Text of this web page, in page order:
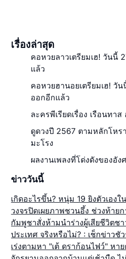
เรื่องล่าสุด
คอหวยลาวเตรียมเฮ! วันนี้
แล้ว
คอหวยฮานอยเตรียมเฮ! วั
ออกอีกแล้ว
ละครพีเรียดเรื่อง เรือนทา
ดูดวงปี 2567 ตามหลักโหร
มะโรง
ผลงานเพลงที่โด่งดังของอัง
ข่าววันนี้
เกิดอะไรขึ้น? หนุ่ม 19 ยิงตัวเอง
วงจรปิดเผยภาพชวนอึ้ง ช่วงท้ายก
กัมพูชาสั่งห้ามนำร่างผู้เสียชีวิตช
ประเทศ จริงหรือไม่? : เช็กข่าวชั
เร่งตามหา "เต้ ดราก้อนไฟว์" หา